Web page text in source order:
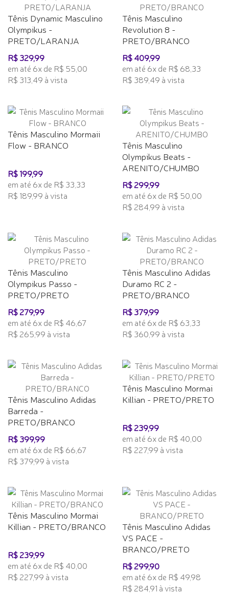
Tênis Dynamic Masculino
Olympikus -
PRETO/LARANJA
R$ 329,99
em até 6x de R$ 55,00
R$ 313,49 à vista
Tênis Masculino
Revolution 8 -
PRETO/BRANCO
R$ 409,99
em até 6x de R$ 68,33
R$ 389,49 à vista
Tênis Masculino Mormaii
Flow - BRANCO
R$ 199,99
em até 6x de R$ 33,33
R$ 189,99 à vista
Tênis Masculino
Olympikus Beats -
ARENITO/CHUMBO
R$ 299,99
em até 6x de R$ 50,00
R$ 284,99 à vista
Tênis Masculino
Olympikus Passo -
PRETO/PRETO
R$ 279,99
em até 6x de R$ 46,67
R$ 265,99 à vista
Tênis Masculino Adidas
Duramo RC 2 -
PRETO/BRANCO
R$ 379,99
em até 6x de R$ 63,33
R$ 360,99 à vista
Tênis Masculino Adidas
Barreda -
PRETO/BRANCO
R$ 399,99
em até 6x de R$ 66,67
R$ 379,99 à vista
Tênis Masculino Mormai
Killian - PRETO/PRETO
R$ 239,99
em até 6x de R$ 40,00
R$ 227,99 à vista
Tênis Masculino Mormai
Killian - PRETO/BRANCO
R$ 239,99
em até 6x de R$ 40,00
R$ 227,99 à vista
Tênis Masculino Adidas
VS PACE -
BRANCO/PRETO
R$ 299,90
em até 6x de R$ 49,98
R$ 284,91 à vista